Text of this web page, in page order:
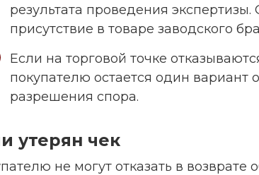
результата проведения экспертизы.
присутствие в товаре заводского
Если на торговой точке
покупателю остается один вариант
разрешения спора.
утерян чек
не могут отказать в возврате